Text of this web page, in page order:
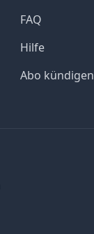
FAQ
Hilfe
Abo kündigen